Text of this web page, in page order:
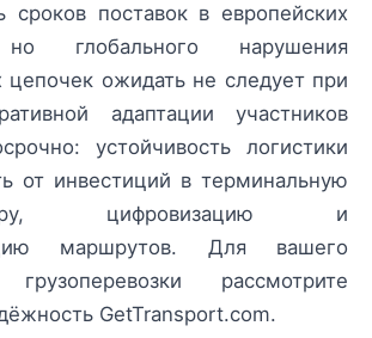
сроков поставок в европейских
но глобального нарушения
цепочек ожидать не следует при
адаптации участников
устойчивость логистики
от инвестиций в терминальную
цифровизацию и
маршрутов. Для вашего
рассмотрите
GetTransport.com.